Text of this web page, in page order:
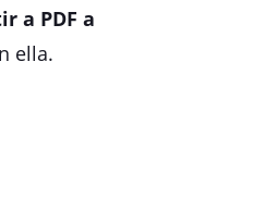
a PDF a
ella.